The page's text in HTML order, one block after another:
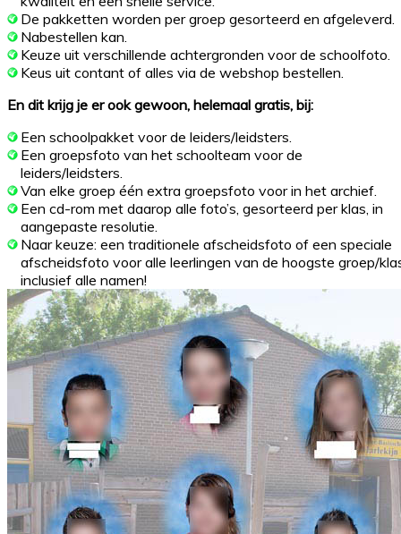
De pakketten worden per groep gesorteerd en afgeleverd.
Nabestellen kan.
Keuze uit verschillende achtergronden voor de schoolfoto.
Keus uit contant of alles via de webshop bestellen.
En dit krijg je er ook gewoon, helemaal gratis, bij:
Een schoolpakket voor de leiders/leidsters.
Een groepsfoto van het schoolteam voor de
leiders/leidsters.
Van elke groep één extra groepsfoto voor in het archief.
Een cd-rom met daarop alle foto’s, gesorteerd per klas, in
aangepaste resolutie.
Naar keuze: een traditionele afscheidsfoto of een speciale
afscheidsfoto voor alle leerlingen van de hoogste groep/
inclusief alle namen!